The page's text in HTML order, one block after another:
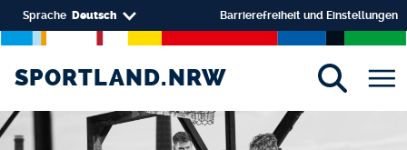
Direkt zum Inhalt
Select your language
Sprache Deutsch Barrierefreiheit und Einstellungen
SPORTLAND.NRW
SPORTLAND.NRW